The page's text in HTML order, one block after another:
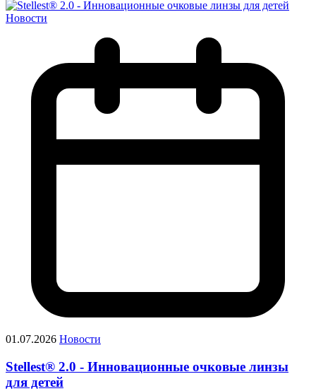
Новости
01.07.2026 Новости
Stellest® 2.0 - Инновационные очковые линзы
для детей